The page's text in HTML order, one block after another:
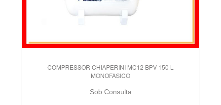
COMPRESSOR CHIAPERINI MC12 BPV 150 L
MONOFASICO
Sob Consulta